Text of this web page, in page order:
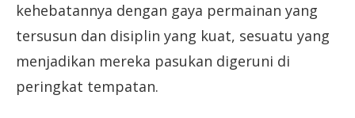
kehebatannya dengan gaya permainan yang
tersusun dan disiplin yang kuat, sesuatu yang
menjadikan mereka pasukan digeruni di
peringkat tempatan.